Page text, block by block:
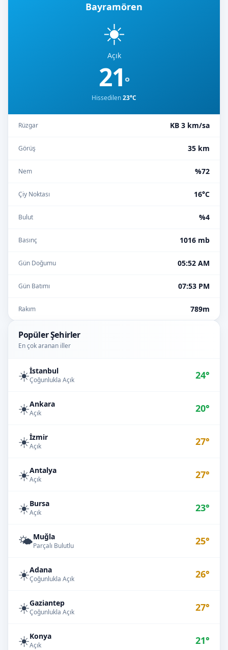
Bayramören
☀️
Açık
21°
Hissedilen23°C
Rüzgar KB 3 km/sa
Görüş 35 km
Nem %72
Çiy Noktası 16°C
Bulut %4
Basınç 1016 mb
Gün Doğumu 05:52 AM
Gün Batımı 07:53 PM
Rakım 789m
Popüler Şehirler
En çok aranan iller
☀️İstanbul
Çoğunlukla Açık 24°
☀️Ankara
Açık 20°
☀️İzmir
Açık 27°
☀️Antalya
Açık 27°
☀️Bursa
Açık 23°
🌤️Muğla
Parçalı Bulutlu 25°
☀️Adana
Çoğunlukla Açık 26°
☀️Gaziantep
Çoğunlukla Açık 27°
☀️Konya
Açık 21°